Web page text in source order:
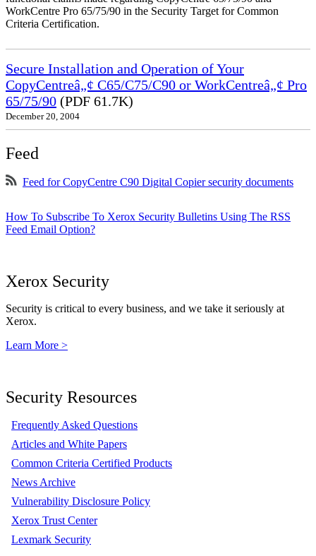
WorkCentre Pro 65/75/90 in the Security Target for Common
Criteria Certification.
Secure Installation and Operation of Your
CopyCentreâ„¢ C65/C75/C90 or WorkCentreâ„¢ Pro
65/75/90 (PDF 61.7K)
December 20, 2004
Feed
Feed for CopyCentre C90 Digital Copier security documents
How To Subscribe To Xerox Security Bulletins Using The RSS
Feed Email Option?
Xerox Security
Security is critical to every business, and we take it seriously at
Xerox.
Learn More >
Security Resources
Frequently Asked Questions
Articles and White Papers
Common Criteria Certified Products
News Archive
Vulnerability Disclosure Policy
Xerox Trust Center
Lexmark Security